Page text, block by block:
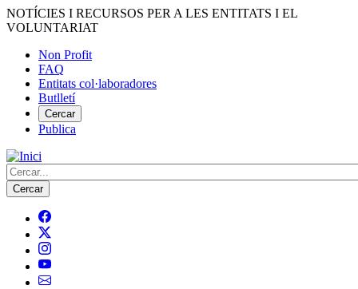
Vés
al
NOTÍCIES I RECURSOS PER A LES ENTITATS I EL
VOLUNTARIAT
Menú
del
compte
d'usuari
Non Profit
FAQ
Entitats col·laboradores
Butlletí
Cercar
Publica
Cerca